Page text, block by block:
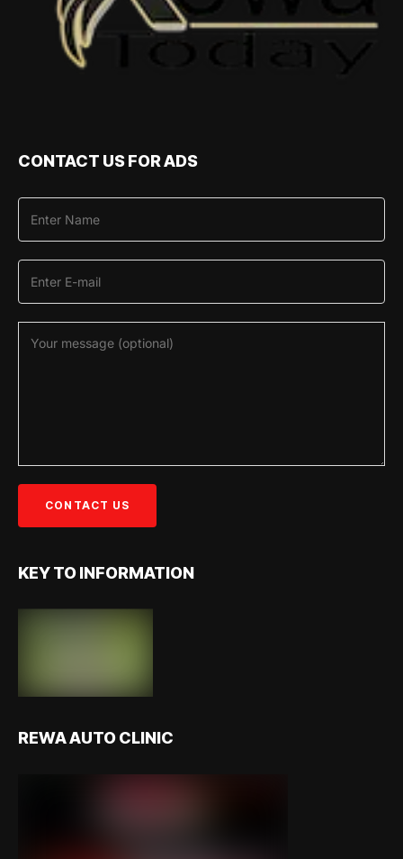
CONTACT US FOR ADS
KEY TO INFORMATION
REWA AUTO CLINIC